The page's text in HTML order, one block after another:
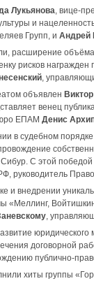
Лукьянова, вице-
и
Групп, и Андрей
расширение
рисков
,
объявлен
венец
ЕПАМ Денис
в судебном
С этой
руководитель
и внедрении
«Меллинг,
,
договорной
публично-
хиты группы